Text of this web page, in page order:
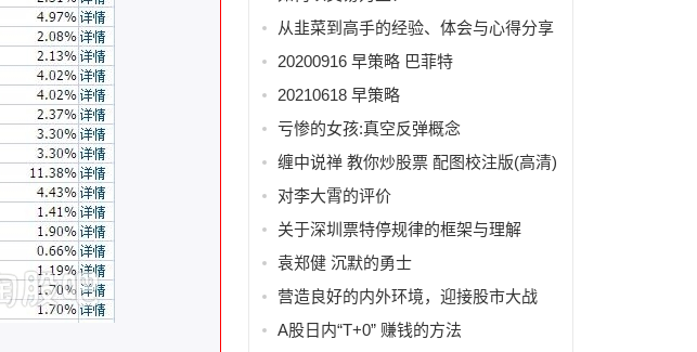
从韭菜到高手的经验、体会与心得分享
20200916 早策略 巴菲特
20210618 早策略
亏惨的女孩:真空反弹概念
缠中说禅 教你炒股票 配图校注版(高清)
对李大霄的评价
关于深圳票特停规律的框架与理解
袁郑健 沉默的勇士
营造良好的内外环境，迎接股市大战
A股日内“T+0” 赚钱的方法